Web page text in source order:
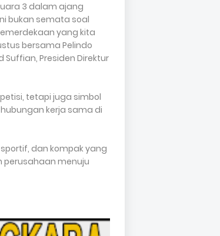
3 dalam ajang
bukan semata soal
yang kita
bersama Pelindo
Presiden Direktur
tetapi juga simbol
kerja sama di
dan kompak yang
perusahaan menuju